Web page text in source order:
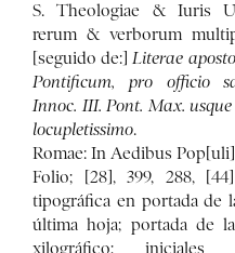
S. Theologiae & Iuris
rerum & verborum
[seguido de:]Literae
Pontificum, pro officio
Innoc. III. Pont. Max.
locupletissimo.
Romae: In Aedibus Pop[uli]
Folio; [28], 399, 288,
tipográfica en portada de
última hoja; portada de
xilográfico; iniciales